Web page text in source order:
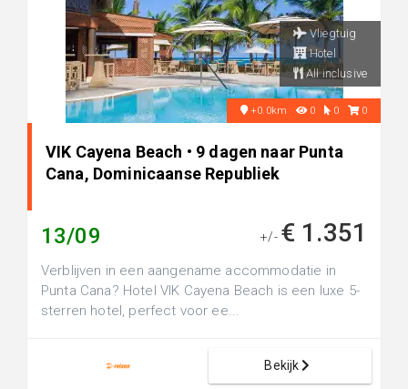
Vliegtuig
Hotel
All inclusive
+0.0km 0 0 0
VIK Cayena Beach • 9 dagen naar Punta
Cana, Dominicaanse Republiek
13/09 +/- € 1.351
Verblijven in een aangename accommodatie in
Punta Cana? Hotel VIK Cayena Beach is een luxe 5-
sterren hotel, perfect voor ee...
Bekijk